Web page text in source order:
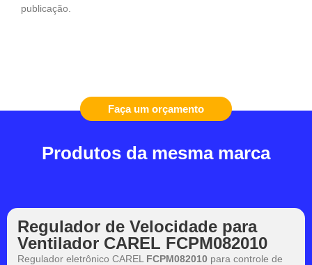
publicação.
Faça um orçamento
Produtos da mesma marca
Regulador de Velocidade para
Ventilador CAREL FCPM082010
Regulador eletrônico CAREL FCPM082010 para controle de